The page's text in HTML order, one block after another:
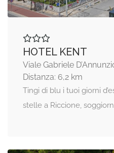
HOTEL KENT
Viale Gabriele
Distanza: 6,2 km
Tingi di blu i tuoi giorni
stelle a Riccione,